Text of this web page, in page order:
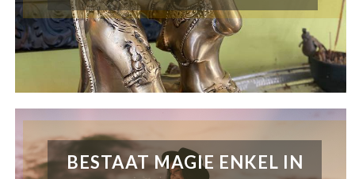
BESTAAT MAGIE ENKEL IN